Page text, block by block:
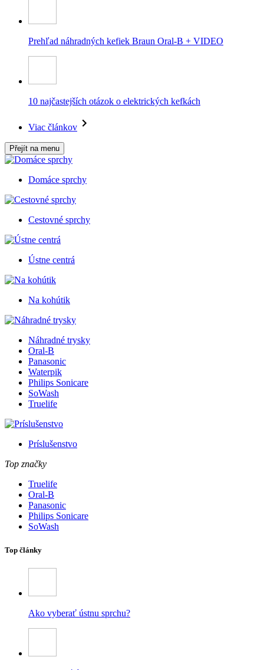
Prehľad náhradných kefiek Braun Oral-B + VIDEO
10 najčastejších otázok o elektrických kefkách
Viac článkov
Přejít na menu
Domáce sprchy
Cestovné sprchy
Ústne centrá
Na kohútik
Náhradné trysky
Oral-B
Panasonic
Waterpik
Philips Sonicare
SoWash
Truelife
Príslušenstvo
Top značky
Truelife
Oral-B
Panasonic
Philips Sonicare
SoWash
Top články
Ako vyberať ústnu sprchu?